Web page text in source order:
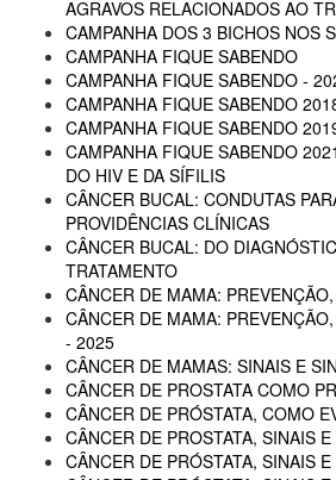
AGRAVOS RELACIONADOS AO
CAMPANHA DOS 3 BICHOS NOS
CAMPANHA FIQUE SABENDO
CAMPANHA FIQUE SABENDO -
CAMPANHA FIQUE SABENDO
CAMPANHA FIQUE SABENDO
CAMPANHA FIQUE SABENDO
DO HIV E DA SÍFILIS
CÂNCER BUCAL: CONDUTAS
PROVIDÊNCIAS CLÍNICAS
CÂNCER BUCAL: DO
TRATAMENTO
CÂNCER DE MAMA:
CÂNCER DE MAMA:
- 2025
CÂNCER DE MAMAS: SINAIS E
CÂNCER DE PROSTATA COMO
CÂNCER DE PRÓSTATA, COMO
CÂNCER DE PROSTATA, SINAIS
CÂNCER DE PRÓSTATA, SINAIS